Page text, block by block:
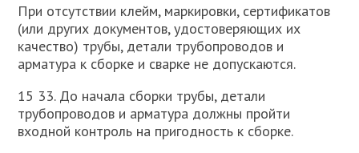
При отсутствии клейм, маркировки, сертификатов
(или других документов, удостоверяющих их
качество) трубы, детали трубопроводов и
арматура к сборке и сварке не допускаются.
15 33. До начала сборки трубы, детали
трубопроводов и арматура должны пройти
входной контроль на пригодность к сборке.